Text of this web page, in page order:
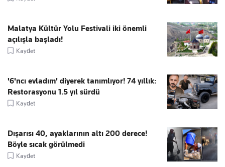
Malatya Kültür Yolu Festivali iki önemli
açılışla başladı!
Kaydet
'6'ncı evladım' diyerek tanımlıyor! 74 yıllık:
Restorasyonu 1.5 yıl sürdü
Kaydet
Dışarısı 40, ayaklarının altı 200 derece!
Böyle sıcak görülmedi
Kaydet